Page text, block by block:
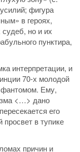
фигура
в героях,
но и их
пунктира,
интерпретации, и
70-х молодой
Ему,
<…> дано
его
просвет в тупике
причин и